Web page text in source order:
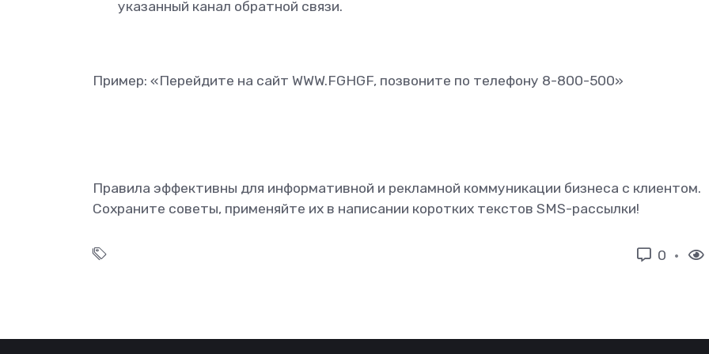
указанный канал обратной связи.
Пример: «Перейдите на сайт WWW.FGHGF, позвоните по телефону 8-800-500»
Правила эффективны для информативной и рекламной коммуникации бизнеса с клиентом.
Сохраните советы, применяйте их в написании коротких текстов SMS-рассылки!
0